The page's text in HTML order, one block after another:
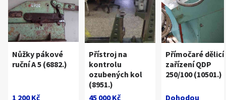
Nůžky pákové
ruční A 5 (6882.)
1 200 Kč
Přístroj na
kontrolu
ozubených kol
(8951.)
45 000 Kč
Přímočaré dělicí
zařízení QDP
250/100 (10501.)
Dohodou